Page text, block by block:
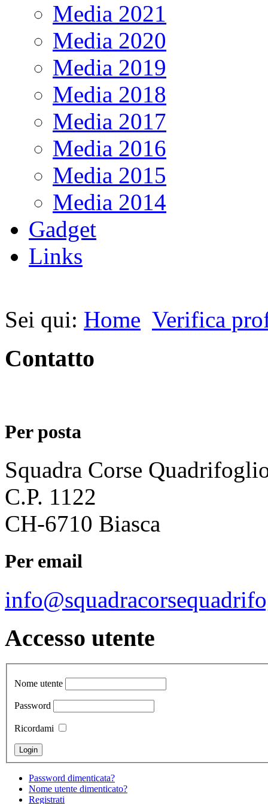
Media 2021
Media 2020
Media 2019
Media 2018
Media 2017
Media 2016
Media 2015
Media 2014
Gadget
Links
Sei qui: Home Verifica
Contatto
Per posta
Squadra Corse
C.P. 1122
CH-6710 Biasca
Per email
Accesso utente
Nome utente
Password
Ricordami
Password dimenticata?
Nome utente dimenticato?
Registrati